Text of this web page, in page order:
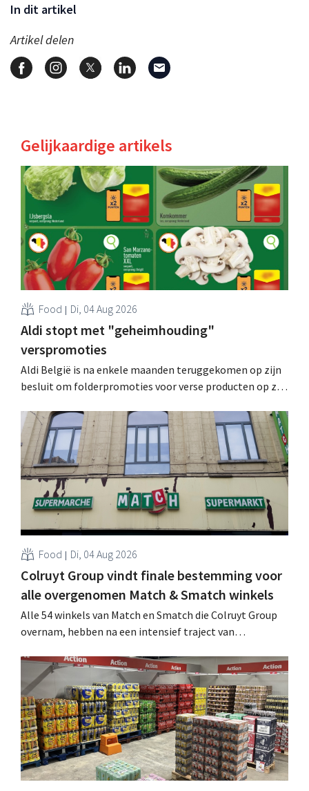
In dit artikel
Artikel delen
Gelijkaardige artikels
Food Di, 04 Aug 2026
Aldi stopt met "geheimhouding"
verspromoties
Aldi België is na enkele maanden teruggekomen op zijn
besluit om folderpromoties voor verse producten op zijn
werking treden: "Onze klanten willen goed
geïnformeerd worden." .
Food Di, 04 Aug 2026
Colruyt Group vindt finale bestemming voor
alle overgenomen Match & Smatch winkels
Alle 54 winkels van Match en Smatch die Colruyt Group
overnam, hebben na een intensief traject van
Al is die bestemming voor sommige panden een sluiting.